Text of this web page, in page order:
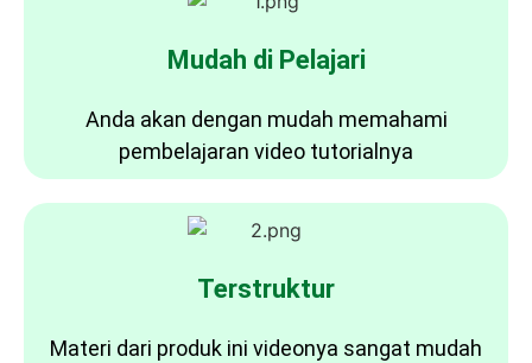
Mudah di Pelajari
Anda akan dengan mudah memahami
pembelajaran video tutorialnya
Terstruktur
Materi dari produk ini videonya sangat mudah